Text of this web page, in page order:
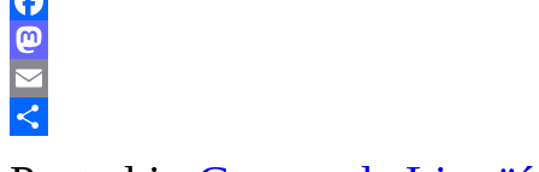
Facebook
Mastodon
Email